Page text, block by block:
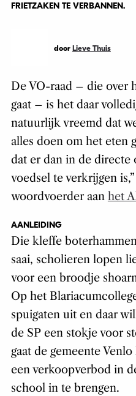
FRIETZAKEN TE VERBANNEN.
door Lieve Thuis
De VO-raad – die over
gaat – is het daar
natuurlijk vreemd dat
alles doen om het eten
dat er dan in de directe
voedsel te verkrijgen
woordvoerder aan het
AANLEIDING
Die kleffe
saai, scholieren lopen
voor een broodje
Op het
spuigaten uit en daar
de SP een stokje voor
gaat de gemeente
een verkoopverbod in
school in te brengen.